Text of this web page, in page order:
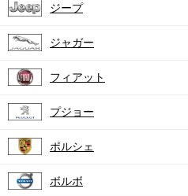
ジープ
ジャガー
フィアット
プジョー
ポルシェ
ボルボ